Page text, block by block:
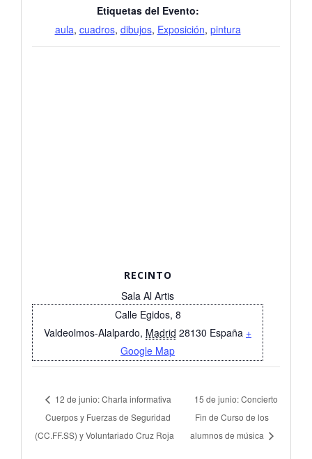
Etiquetas del Evento:
aula, cuadros, dibujos, Exposición, pintura
RECINTO
Sala Al Artis
Calle Egidos, 8
Valdeolmos-Alalpardo, Madrid 28130 España +
Google Map
12 de junio: Charla informativa
Cuerpos y Fuerzas de Seguridad
(CC.FF.SS) y Voluntariado Cruz Roja
15 de junio: Concierto
Fin de Curso de los
alumnos de música